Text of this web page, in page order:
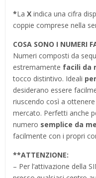
*La X indica una cifra
coppie comprese nella
COSA SONO I NUMERI
Numeri composti da
estremamente facili da
tocco distintivo. Ideali
desiderano essere
riuscendo così a
mercato. Perfetti anche
numero semplice da
facilmente con i propri
**ATTENZIONE:
– Per l’attivazione della